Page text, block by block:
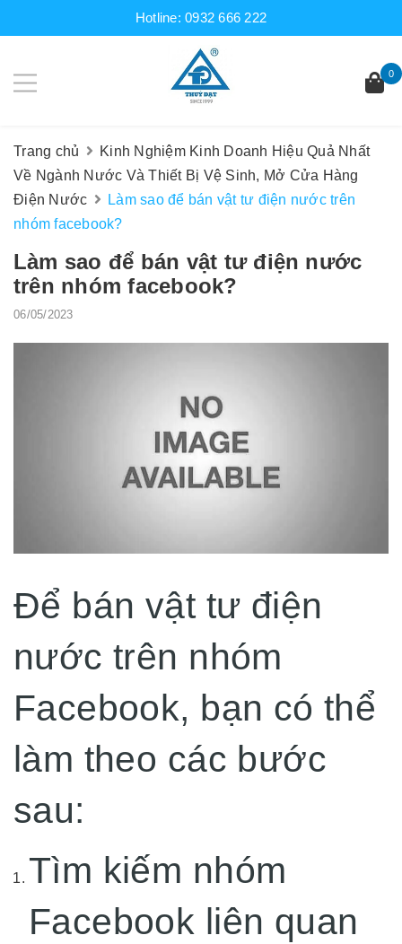
Hotline:0932 666 222
0
Trang chủ
Kinh Nghiệm Kinh Doanh Hiệu Quả Nhất
Về Ngành Nước Và Thiết Bị Vệ Sinh, Mở Cửa Hàng
Điện Nước
Làm sao để bán vật tư điện nước trên
nhóm facebook?
Làm sao để bán vật tư điện nước
trên nhóm facebook?
06/05/2023
Để bán vật tư điện
nước trên nhóm
Facebook, bạn có thể
làm theo các bước
sau:
Tìm kiếm nhóm
Facebook liên quan